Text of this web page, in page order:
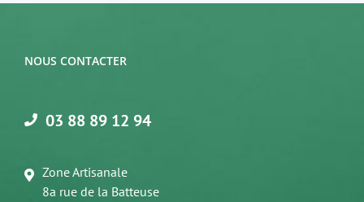
NOUS CONTACTER
03 88 89 12 94
Zone Artisanale
8a rue de la Batteuse